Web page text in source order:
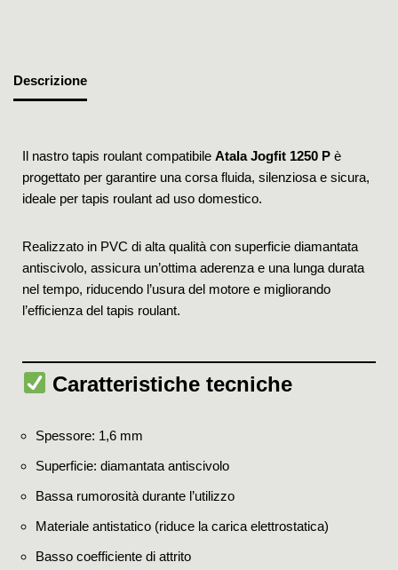
Descrizione
Il nastro tapis roulant compatibile Atala Jogfit 1250 P è
progettato per garantire una corsa fluida, silenziosa e sicura,
ideale per tapis roulant ad uso domestico.
Realizzato in PVC di alta qualità con superficie diamantata
antiscivolo, assicura un’ottima aderenza e una lunga durata
nel tempo, riducendo l’usura del motore e migliorando
l’efficienza del tapis roulant.
Caratteristiche tecniche
Spessore: 1,6 mm
Superficie: diamantata antiscivolo
Bassa rumorosità durante l’utilizzo
Materiale antistatico (riduce la carica elettrostatica)
Basso coefficiente di attrito